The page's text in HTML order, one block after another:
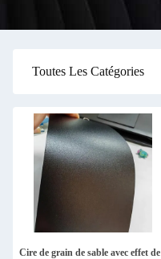
Toutes Les Catégories
Cire de grain de sable avec effet de